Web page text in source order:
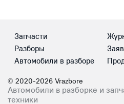
Запчасти
Разборы
Автомобили в разборе
© 2020-2026 Vrazbore
Автомобили в разборке и
техники